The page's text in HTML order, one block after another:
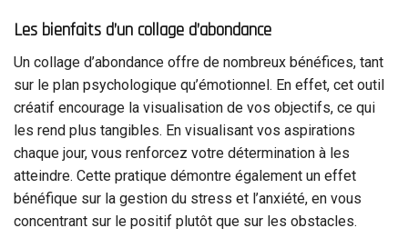
Les bienfaits d’un collage d’abondance
Un collage d’abondance offre de nombreux bénéfices, tant
sur le plan psychologique qu’émotionnel. En effet, cet outil
créatif encourage la visualisation de vos objectifs, ce qui
les rend plus tangibles. En visualisant vos aspirations
chaque jour, vous renforcez votre détermination à les
atteindre. Cette pratique démontre également un effet
bénéfique sur la gestion du stress et l’anxiété, en vous
concentrant sur le positif plutôt que sur les obstacles.